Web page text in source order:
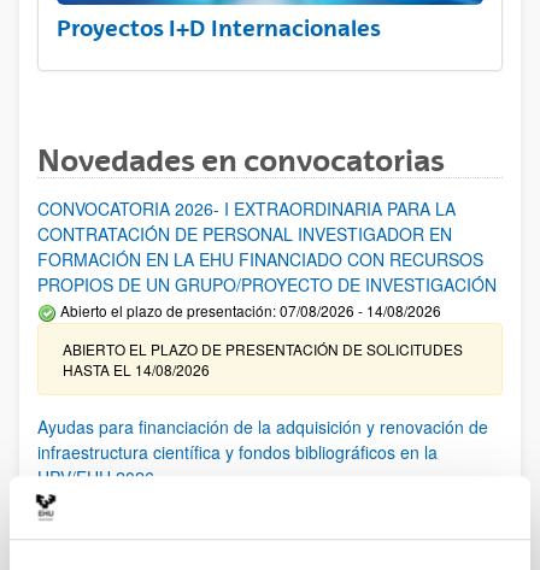
Proyectos I+D Internacionales
Novedades en convocatorias
CONVOCATORIA 2026- I EXTRAORDINARIA PARA LA
CONTRATACIÓN DE PERSONAL INVESTIGADOR EN
FORMACIÓN EN LA EHU FINANCIADO CON RECURSOS
PROPIOS DE UN GRUPO/PROYECTO DE INVESTIGACIÓN
Abierto el plazo de presentación: 07/08/2026 - 14/08/2026
ABIERTO EL PLAZO DE PRESENTACIÓN DE SOLICITUDES
HASTA EL 14/08/2026
Ayudas para financiación de la adquisición y renovación de
infraestructura científica y fondos bibliográficos en la
UPV/EHU 2026
25/03/2026: Corrección de errores del listado provisional de